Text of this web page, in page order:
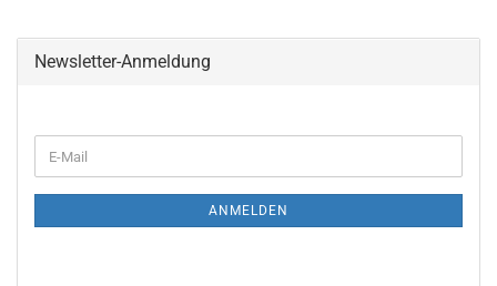
Newsletter-Anmeldung
ANMELDEN